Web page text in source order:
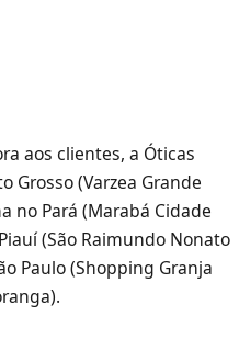
aos clientes, a Óticas
Grosso (Varzea Grande
no Pará (Marabá Cidade
(São Raimundo Nonato
Paulo (Shopping Granja